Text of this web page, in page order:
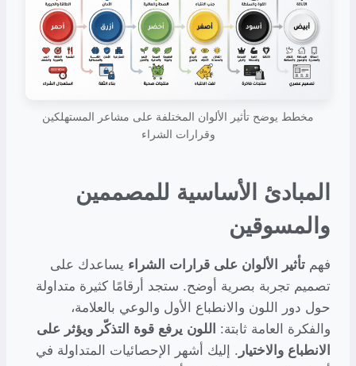
مخطط يوضح تأثير الألوان المختلفة على مشاعر المستهلكين
وقرارات الشراء
المبادئ الأساسية للمصممين
والمسوقين
فهم تأثير الألوان على قرارات الشراء يساعدك على
تصميم تجربة بصرية أوضح. ستجد أرقامًا كثيرة متداولة
حول دور اللون والانطباع الأول والوعي بالعلامة،
والفكرة العامة ثابتة: اللون يرفع قوة التذكّر ويؤثر على
الانطباع والاختيار . إليك أشهر الإحصائيات المتداولة في